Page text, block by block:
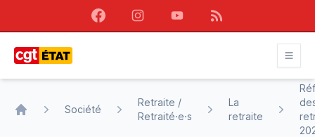
FacebookInstagramYoutubeRSS
Société
Retraite /
Retraité·e·s
La
retraite